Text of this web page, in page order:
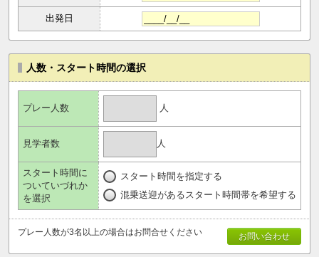
出発日
人数・スタート時間の選択
プレー人数 人
見学者数 人
スタート時間に
ついていづれか
を選択
スタート時間を指定する
混乗送迎があるスタート時間帯を希望する
お問い合わせ
プレー人数が3名以上の場合はお問合せください